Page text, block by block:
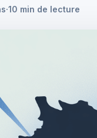
·10 min de lecture